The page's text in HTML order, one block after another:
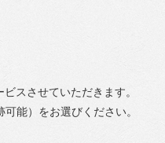
スさせていただきます。
能）をお選びください。